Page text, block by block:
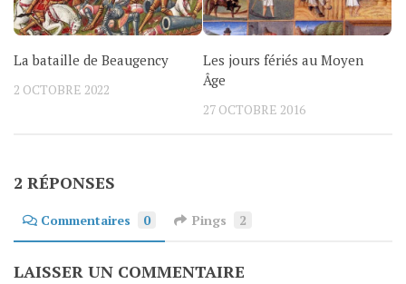
La bataille de Beaugency
2 OCTOBRE 2022
Les jours fériés au Moyen
Âge
27 OCTOBRE 2016
2 RÉPONSES
Commentaires 0 Pings 2
LAISSER UN COMMENTAIRE